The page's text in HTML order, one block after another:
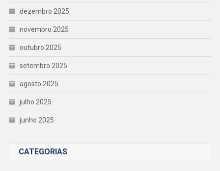
dezembro 2025
novembro 2025
outubro 2025
setembro 2025
agosto 2025
julho 2025
junho 2025
CATEGORIAS